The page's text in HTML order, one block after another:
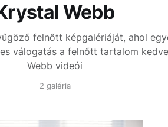
Webb
felnőtt képgalériáját, ahol
válogatás a felnőtt tartalom
Webb videói
2 galéria